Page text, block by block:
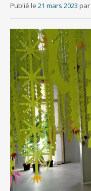
Publié le 21 mars 2023 par